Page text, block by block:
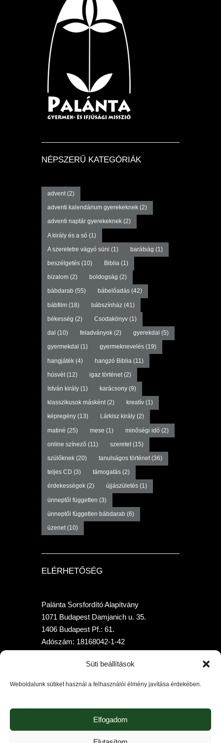
Süti beállítások
Weboldalunk sütiket használ a felhasználói élmény javítása érdekében.
Elfogadom
NÉPSZERŰ KATEGÓRIÁK
advent(2)
adventi kalendárium gyerekeknek(2)
adventi naptár gyerekeknek(2)
A király és a só (1)
A szeretetre vágyó süni (1) barátság (1)
beszélgetés(10) Biblia(1)
bizalom(2) boldogság (2)
bábdarab (55) bábelőadás(42)
bábfilm(18) bábszínház(41)
békesség (2) Csodakönyv(1)
dal (10) feladványok(2) gyerekdal (5)
gyermekdal (1) gyermeknevelés(19)
hangjáték(4) hangzó Biblia (11)
húsvét(12) igaz történet(2)
István király(1) karácsony(9)
klasszikusok másként(2) kreatív(1)
képregény(13) Lárkisz király(2)
matiné (25) mese (1) minőségi idő (2)
online színező (11) szeretet(15)
szülőknek(20) tanulságos történet(36)
teljes CD (3) támogatás(2)
érdekességek(2) újjászületés(1)
ünneptől független (3)
ünneptől független bábdarab (6)
üzenet(10)
ELÉRHETŐSÉG
Palánta Sorsfordító Alapítvány
1071 Budapest Damjanich u. 35.
1406 Budapest Pf.: 61.
Adószám: 18168042-1-42
Bankszámlaszám: 10400205-02010397-